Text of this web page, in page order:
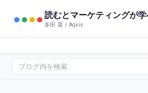
読むとマーケティングが
多田 翼 / Aqxis